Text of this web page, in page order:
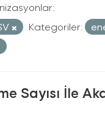
Kategoriler:
Sayısı İle